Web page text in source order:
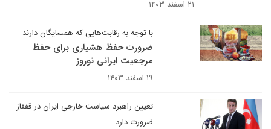
۲۱ اسفند ۱۴۰۳
با توجه به رقابت‌هایی که همسایگان دارند
ضرورت حفظ هشیاری برای حفظ
مرجعیت ایرانی نوروز
۱۹ اسفند ۱۴۰۳
تعیین راهبرد سیاست خارجی ایران در قفقاز
ضرورت دارد